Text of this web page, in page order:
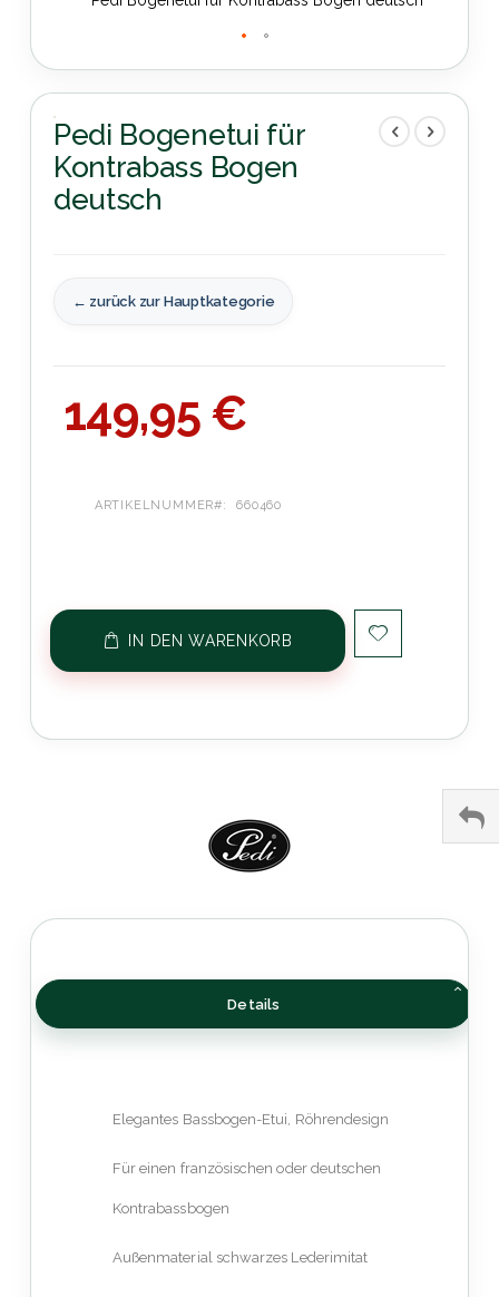
Zum
Anfang
der
Bildergalerie
springen
Pedi Bogenetui für
Kontrabass Bogen
deutsch
← zurück zur Hauptkategorie
149,95 €
ARTIKELNUMMER 660460
IN DEN WARENKORB
Details
Elegantes Bassbogen-Etui, Röhrendesign
Für einen französischen oder deutschen
Kontrabassbogen
Außenmaterial schwarzes Lederimitat